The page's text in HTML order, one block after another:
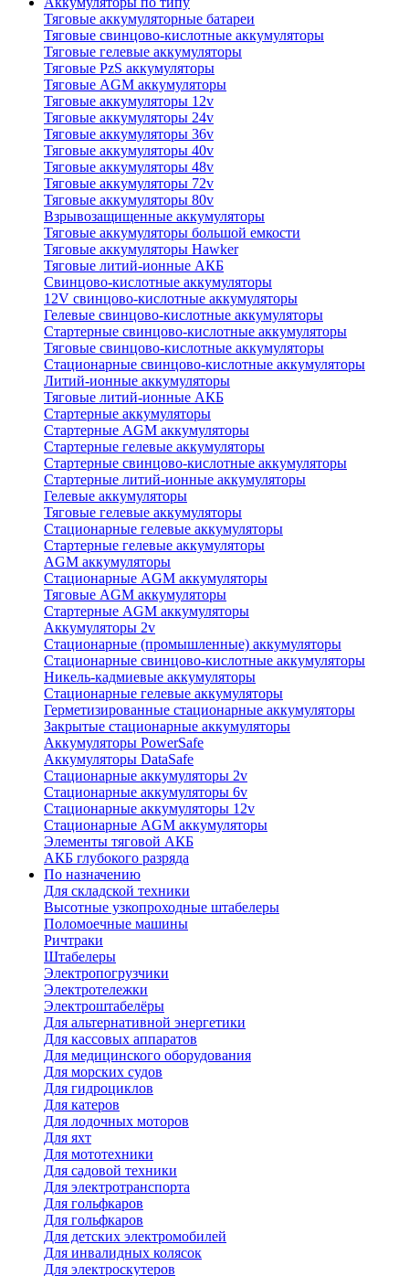
Тяговые аккумуляторные батареи
Тяговые свинцово-кислотные аккумуляторы
Тяговые гелевые аккумуляторы
Тяговые PzS аккумуляторы
Тяговые AGM аккумуляторы
Тяговые аккумуляторы 12v
Тяговые аккумуляторы 24v
Тяговые аккумуляторы 36v
Тяговые аккумуляторы 40v
Тяговые аккумуляторы 48v
Тяговые аккумуляторы 72v
Тяговые аккумуляторы 80v
Взрывозащищенные аккумуляторы
Тяговые аккумуляторы большой емкости
Тяговые аккумуляторы Hawker
Тяговые литий-ионные АКБ
Свинцово-кислотные аккумуляторы
12V свинцово-кислотные аккумуляторы
Гелевые свинцово-кислотные аккумуляторы
Стартерные свинцово-кислотные аккумуляторы
Тяговые свинцово-кислотные аккумуляторы
Стационарные свинцово-кислотные аккумуляторы
Литий-ионные аккумуляторы
Тяговые литий-ионные АКБ
Стартерные аккумуляторы
Стартерные AGM аккумуляторы
Стартерные гелевые аккумуляторы
Стартерные свинцово-кислотные аккумуляторы
Стартерные литий-ионные аккумуляторы
Гелевые аккумуляторы
Тяговые гелевые аккумуляторы
Стационарные гелевые аккумуляторы
Стартерные гелевые аккумуляторы
AGM аккумуляторы
Стационарные AGM аккумуляторы
Тяговые AGM аккумуляторы
Стартерные AGM аккумуляторы
Аккумуляторы 2v
Стационарные (промышленные) аккумуляторы
Стационарные свинцово-кислотные аккумуляторы
Никель-кадмиевые аккумуляторы
Стационарные гелевые аккумуляторы
Герметизированные стационарные аккумуляторы
Закрытые стационарные аккумуляторы
Аккумуляторы PowerSafe
Аккумуляторы DataSafe
Стационарные аккумуляторы 2v
Стационарные аккумуляторы 6v
Стационарные аккумуляторы 12v
Стационарные AGM аккумуляторы
Элементы тяговой АКБ
АКБ глубокого разряда
По назначению
Для складской техники
Высотные узкопроходные штабелеры
Поломоечные машины
Ричтраки
Штабелеры
Электропогрузчики
Электротележки
Электроштабелёры
Для альтернативной энергетики
Для кассовых аппаратов
Для медицинского оборудования
Для морских судов
Для гидроциклов
Для катеров
Для лодочных моторов
Для яхт
Для мототехники
Для садовой техники
Для электротранспорта
Для гольфкаров
Для гольфкаров
Для детских электромобилей
Для инвалидных колясок
Для электроскутеров